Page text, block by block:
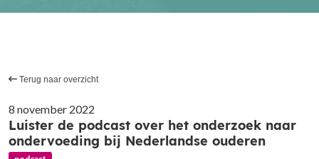
Terug naar overzicht
8 november 2022
Luister de podcast over het onderzoek naar
ondervoeding bij Nederlandse ouderen